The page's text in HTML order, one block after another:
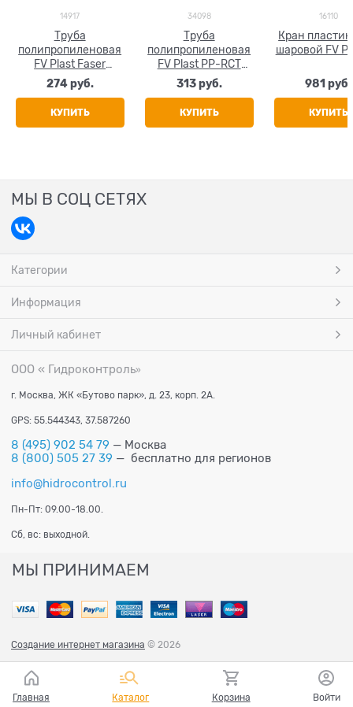
14917
Труба
полипропиленовая
FV Plast Faser
(стекловолокно)
25x4.2
274 руб.
КУПИТЬ
34098
Труба
полипропиленовая
FV Plast PP-RCT
FASER HOT
(стекловолокно)
25x3.5
313 руб.
КУПИТЬ
16110
Кран
шаровой FV
981 руб.
КУПИТЬ
МЫ В СОЦ СЕТЯХ
Категории
Информация
Личный кабинет
ООО « Гидроконтроль»
г. Москва, ЖК «Бутово парк», д. 23, корп. 2А.
GPS: 55.544343, 37.587260
8 (495) 902 54 79 — Москва
8 (800) 505 27 39 — бесплатно для регионов
info@hidrocontrol.ru
Пн-Пт: 09.00-18.00.
Сб, вс: выходной.
МЫ ПРИНИМАЕМ
Создание интернет магазина © 2026
Главная Каталог Корзина Войти